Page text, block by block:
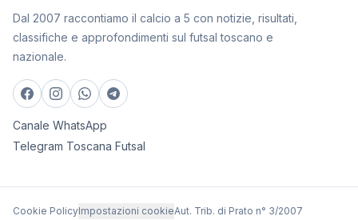
Dal 2007 raccontiamo il calcio a 5 con notizie, risultati,
classifiche e approfondimenti sul futsal toscano e
nazionale.
Canale WhatsApp
Telegram Toscana Futsal
Cookie PolicyImpostazioni cookieAut. Trib. di Prato n° 3/2007